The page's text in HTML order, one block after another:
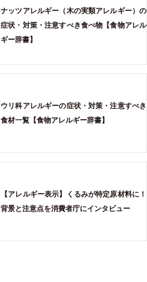
ナッツアレルギー（木の実類アレルギー）の
症状・対策・注意すべき食べ物【食物アレル
ギー辞書】
ウリ科アレルギーの症状・対策・注意すべき
食材一覧【食物アレルギー辞書】
【アレルギー表示】くるみが特定原材料に！
背景と注意点を消費者庁にインタビュー